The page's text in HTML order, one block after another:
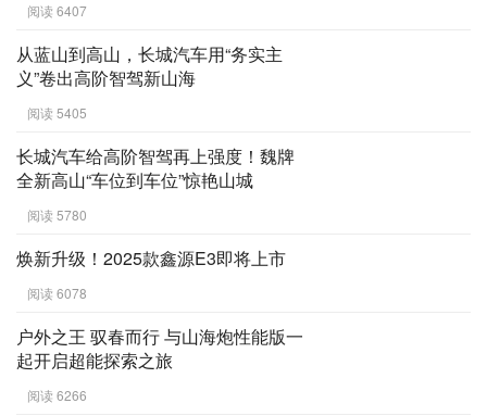
阅读 6407
从蓝山到高山，长城汽车用“务实主
义”卷出高阶智驾新山海
阅读 5405
长城汽车给高阶智驾再上强度！魏牌
全新高山“车位到车位”惊艳山城
阅读 5780
焕新升级！2025款鑫源E3即将上市
阅读 6078
户外之王 驭春而行 与山海炮性能版一
起开启超能探索之旅
阅读 6266